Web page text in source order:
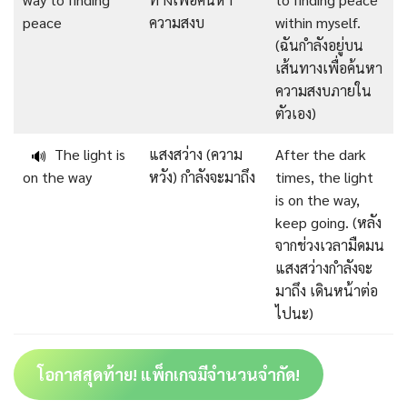
peace
ความสงบ
within myself.
(ฉันกำลังอยู่บน
เส้นทางเพื่อค้นหา
ความสงบภายใน
ตัวเอง)
🔊 The light is
on the way
แสงสว่าง (ความ
หวัง) กำลังจะมาถึง
After the dark
times, the light
is on the way,
keep going. (หลัง
จากช่วงเวลามืดมน
แสงสว่างกำลังจะ
มาถึง เดินหน้าต่อ
ไปนะ)
โอกาสสุดท้าย! แพ็กเกจมีจำนวนจำกัด!